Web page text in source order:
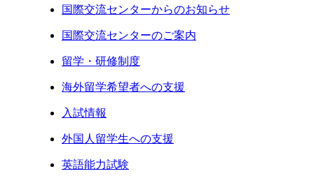
国際交流センターからのお知らせ
国際交流センターのご案内
留学・研修制度
海外留学希望者への支援
入試情報
外国人留学生への支援
英語能力試験